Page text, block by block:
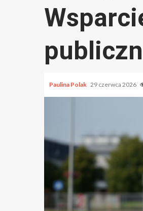
Paulina Polak 29 czerwca 2026